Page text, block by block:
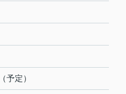
予定）